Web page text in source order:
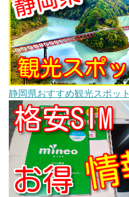
静岡県おすすめ観光スポット